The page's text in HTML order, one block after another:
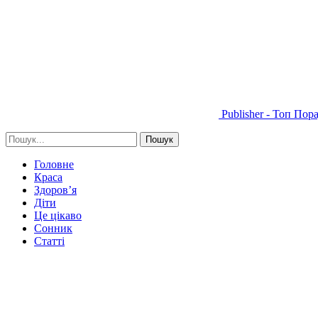
Publisher - Топ
Головне
Краса
Здоров’я
Діти
Це цікаво
Сонник
Статті